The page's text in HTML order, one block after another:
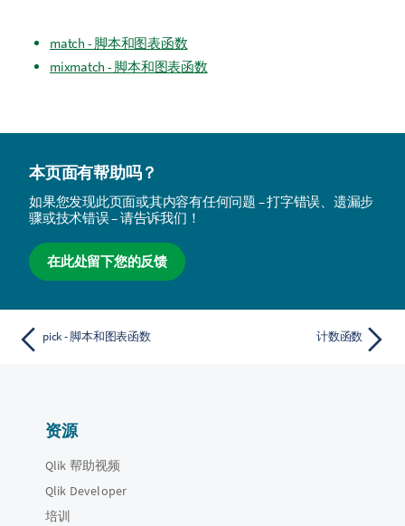
match - 脚本和图表函数
mixmatch - 脚本和图表函数
本页面有帮助吗？
如果您发现此页面或其内容有任何问题 – 打字错误、遗漏步
骤或技术错误 – 请告诉我们！
在此处留下您的反馈
pick - 脚本和图表函数 计数函数
资源
Qlik 帮助视频
Qlik Developer
培训